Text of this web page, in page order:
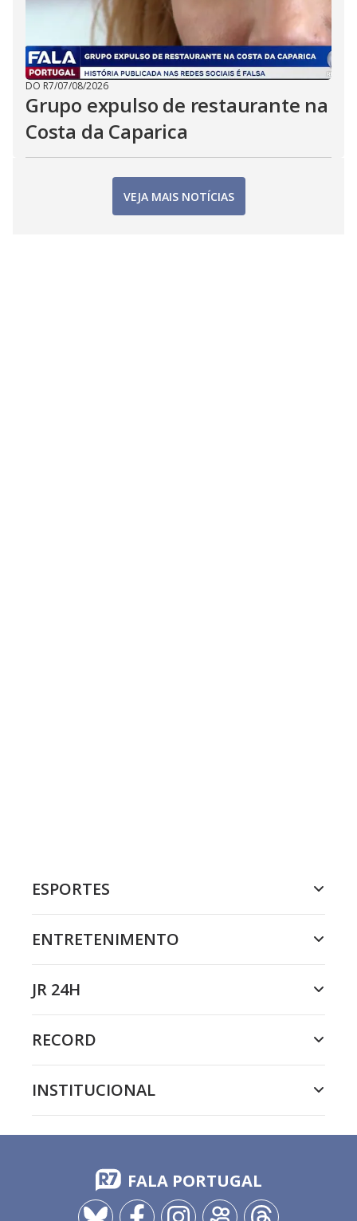
DO R7/07/08/2026
Grupo expulso de restaurante na
Costa da Caparica
VEJA MAIS NOTÍCIAS
ESPORTES
ENTRETENIMENTO
JR 24H
RECORD
INSTITUCIONAL
FALA PORTUGAL